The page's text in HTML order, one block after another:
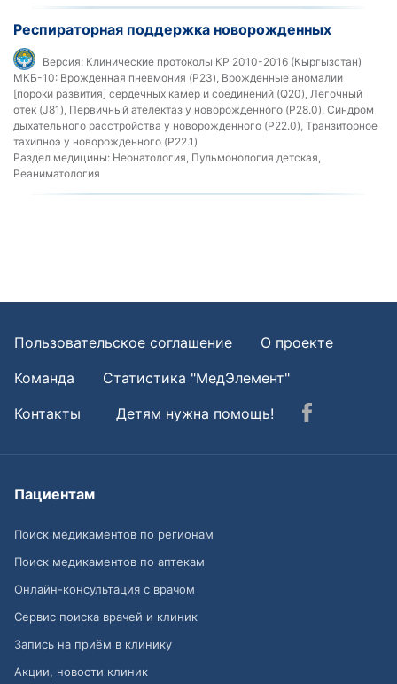
Респираторная поддержка новорожденных
Версия: Клинические протоколы КР 2010-2016 (Кыргызстан)
МКБ-10: Врожденная пневмония (P23), Врожденные аномалии
[пороки развития] сердечных камер и соединений (Q20), Легочный
отек (J81), Первичный ателектаз у новорожденного (P28.0), Синдром
дыхательного расстройства у новорожденного (P22.0), Транзиторное
тахипноэ у новорожденного (P22.1)
Раздел медицины: Неонатология, Пульмонология детская,
Реаниматология
Пользовательское соглашение
О проекте
Команда
Статистика "МедЭлемент"
Контакты
Детям нужна помощь!
Пациентам
Поиск медикаментов по регионам
Поиск медикаментов по аптекам
Онлайн-консультация с врачом
Сервис поиска врачей и клиник
Запись на приём в клинику
Акции, новости клиник